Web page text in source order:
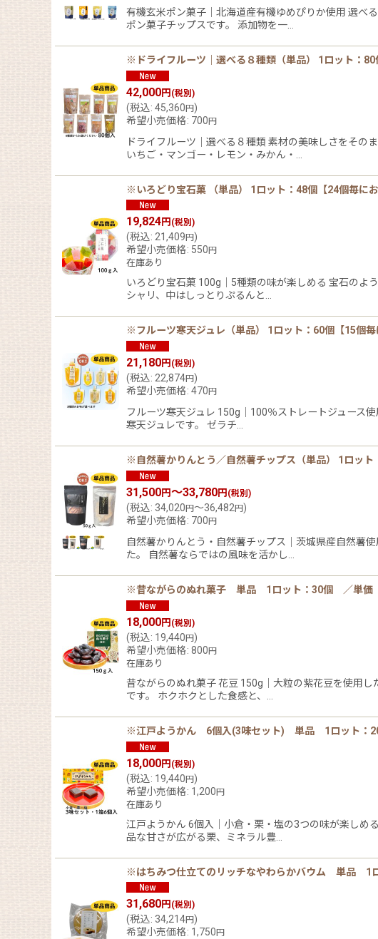
有機玄米ポン菓子｜北海道産有機ゆめぴりか使用 選べ
ポン菓子チップスです。 添加物を一…
※ドライフルーツ｜選べる８種類（単品） 1ロット：
42,000円(税別)
(税込: 45,360円)
希望小売価格: 700円
ドライフルーツ｜選べる８種類 素材の美味しさをその
いちご・マンゴー・レモン・みかん・…
※いろどり宝石菓 （単品） 1ロット：48個【24個毎に
19,824円 (税別)
(税込: 21,409 円 )
希望小売価格: 550 円
在庫あり
いろどり宝石菓 100g｜5種類の味が楽しめる 宝石のよ
シャリ、中はしっとりぷるんと…
※フルーツ寒天ジュレ（単品） 1ロット：60個【15個
21,180円 (税別)
(税込: 22,874円 )
希望小売価格: 470 円
フルーツ寒天ジュレ 150g｜100％ストレートジュース
寒天ジュレです。 ゼラチ…
※自然薯かりんとう／自然薯チップス（単品） 1ロッ
31,500円～33,780円 (税別)
(税込: 34,020 円 ～36,482 円 )
希望小売価格: 700 円
自然薯かりんとう・自然薯チップス｜茨城県産自然薯
た。 自然薯ならではの風味を活かし…
※昔ながらのぬれ菓子 単品 1ロット：30個 ／単価
18,000円 (税別)
(税込: 19,440円)
希望小売価格: 800円
在庫あり
昔ながらのぬれ菓子 花豆 150g｜大粒の紫花豆を使用
です。 ホクホクとした食感と、…
※江戸ようかん 6個入(3味セット) 単品 1ロット：
18,000円(税別)
(税込: 19,440円)
希望小売価格: 1,200円
在庫あり
江戸ようかん 6個入｜小倉・栗・塩の3つの味が楽しめ
品な甘さが広がる栗、ミネラル豊…
※はちみつ仕立てのリッチなやわらかバウム 単品
31,680円 (税別)
(税込: 34,214円 )
希望小売価格: 1,750 円